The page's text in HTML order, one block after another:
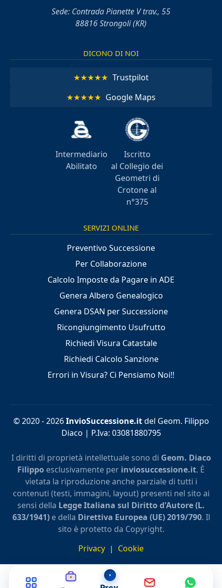
Sede: Contrada Pianette V trav., 55
88816 Strongoli (KR)
DICONO DI NOI
★★★★★ Trustpilot
★★★★★ Google Maps
Intermediario
Abilitato
Iscritto
al Collegio dei
Geometri di
Crotone al
n°375
SERVIZI ONLINE
Preventivo Successione
Per Collaborazione
Calcolo Imposte da Pagare in ADE
Genera Albero Genealogico
Genera DSAN per Successione
Ricongiungimento Usufrutto
Richiedi Visura Catastale
Richiedi Calcolo Sanzione
Errori in Visura? Ci Pensiamo Noi!!
© 2020 - 2026InvioSuccessione.itdel Geom. Filippo
Diaco | P.Iva: 03081880795
I diritti di proprietà intellettuale sono di Geom. Diaco
Filippo esclusivamente per inviosuccessione.it. È
vietata la riproduzione anche parziale di tutti i
contenuti (testi, immagini, layout) presenti nel sito ai
sensi della Legge Italiana sul Diritto d'Autore (L.
633/1941)e della Direttiva Europea (UE) 2019/790. Il
sito è protetto da Copyright.
Privacy
| Cookie